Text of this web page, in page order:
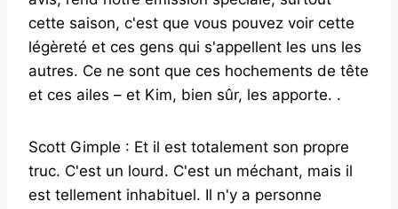
cette saison, c'est que vous pouvez voir cette
légèreté et ces gens qui s'appellent les uns les
autres. Ce ne sont que ces hochements de tête
et ces ailes – et Kim, bien sûr, les apporte. .
Scott Gimple : Et il est totalement son propre
truc. C'est un lourd. C'est un méchant, mais il
est tellement inhabituel. Il n'y a personne